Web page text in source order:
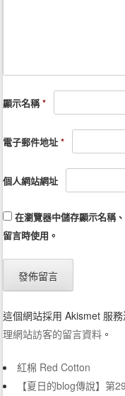
顯示名稱*
電子郵件地址*
個人網站網址
在瀏覽器中儲存顯示名稱
留言時使用。
這個網站採用 Akismet 服
理網站訪客的留言資料 。
紅棉 Red Cotton
【夏日的blog傳說】第